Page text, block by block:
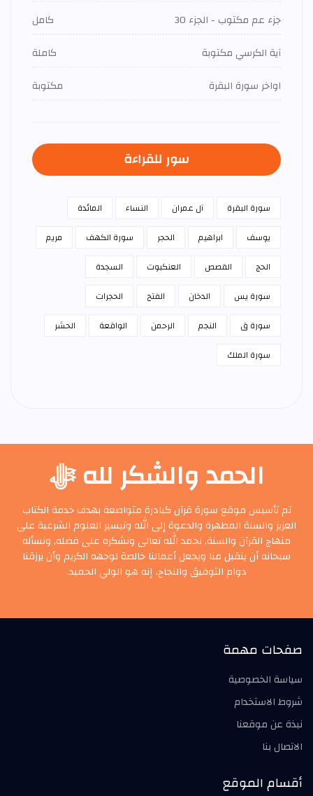
جزء عم مكتوب - الجزء 30
كامل
آية الكرسي مكتوبة
كاملة
اواخر سورة البقرة
مكتوبة
سور للقراءة
سورة البقرة آل عمران النساء
المائدة
يوسف
ابراهيم الحجر سورة الكهف
مريم
الحج
القصص العنكبوت
السجدة
سورة يس
الدخان الفتح
الحجرات
سورة ق
النجم الرحمن الواقعة
الحشر
سورة الملك
الحمد والشكر لله ﷻ
تم تأسيس موقع سورة قرآن كبادرة متواضعة بهدف خدمة الكتاب
العزيز والسنة المطهرة والدعوة إلى الله وتيسير العلوم الشرعية على
منهاج القرآن والسنة, نحمد الله تعالى ونشكره على فضله, ونسأله
سبحانه أن يتقبل منا ويجعل أعمالنا خالصة لوجهه الكريم وأن يرزقنا
دوام التوفيق والنجاح، إنه هو الولي الحميد.
صفحات مهمة
سياسة الخصوصية
شروط الاستخدام
نبذة عن موقعنا
الاتصال بنا
أقسام الموقع